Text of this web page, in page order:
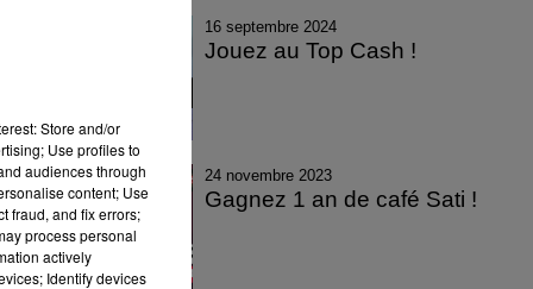
16 septembre 2024
Jouez au Top Cash !
24 novembre 2023
Gagnez 1 an de café Sati !
Store and/or
Use profiles to
audiences through
content; Use
fraud, and fix errors;
process personal
actively
Identify devices